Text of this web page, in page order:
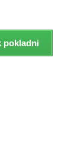
pokladni